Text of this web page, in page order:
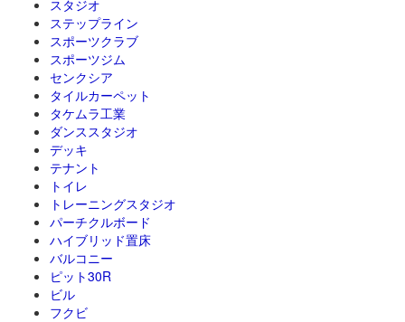
スタジオ
ステップライン
スポーツクラブ
スポーツジム
センクシア
タイルカーペット
タケムラ工業
ダンススタジオ
デッキ
テナント
トイレ
トレーニングスタジオ
パーチクルボード
ハイブリッド置床
バルコニー
ピット30R
ビル
フクビ